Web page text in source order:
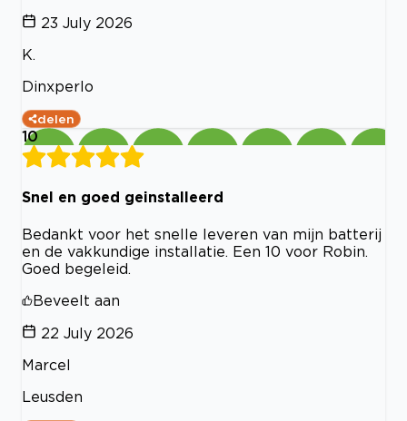
23 July 2026
K.
Dinxperlo
delen
10
Snel en goed geinstalleerd
Bedankt voor het snelle leveren van mijn batterij
en de vakkundige installatie. Een 10 voor Robin.
Goed begeleid.
Beveelt aan
22 July 2026
Marcel
Leusden